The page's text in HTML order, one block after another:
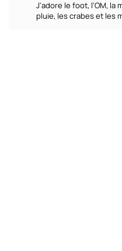
J'adore le foot, l'OM, la
pluie, les crabes et les